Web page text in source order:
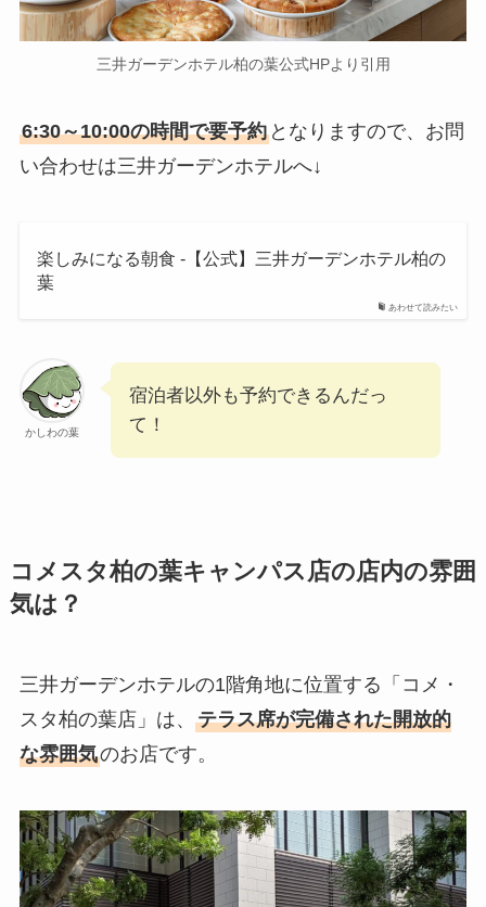
三井ガーデンホテル柏の葉公式HPより引用
6:30～10:00の時間で要予約となりますので、お問
い合わせは三井ガーデンホテルへ↓
あわせて読みたい
楽しみになる朝食 -【公式】三井ガーデンホテル柏の
葉
かしわの葉
宿泊者以外も予約できるんだっ
て！
コメスタ柏の葉キャンパス店の店内の雰囲
気は？
三井ガーデンホテルの1階角地に位置する「コメ・
スタ柏の葉店」は、 テラス席が完備された開放的
な雰囲気のお店です。